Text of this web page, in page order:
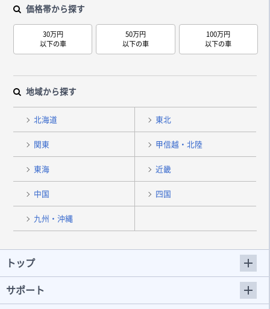
価格帯から探す
30万円
以下の車
50万円
以下の車
100万円
以下の車
地域から探す
北海道 東北
関東 甲信越・北陸
東海 近畿
中国 四国
九州・沖縄
トップ
サポート